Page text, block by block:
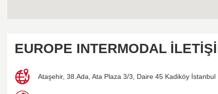
EUROPE INTERMODAL
Ataşehir, 38.Ada, Ata Plaza 3/3, Daire 45 Kadiköy İstanbul